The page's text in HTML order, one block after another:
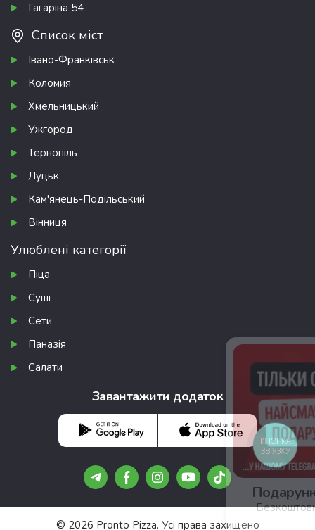
Гагаріна 54
Список міст
Івано-Франківськ
Коломия
Хмельницький
Ужгород
Тернопіль
Луцьк
Кам'янець-Подільський
Вінниця
Улюблені категорії
Піца
Суші
Сети
Паназія
Салати
Завантажити додаток
© 2026 Pronto Pizza. Усі права захищено
Подарунки, про які не всі знають 🎁
Безкоштовні піци та роли — шукай у нашому
Telegram 🔍
КНОПКА
ЗВ'ЯЗКУ